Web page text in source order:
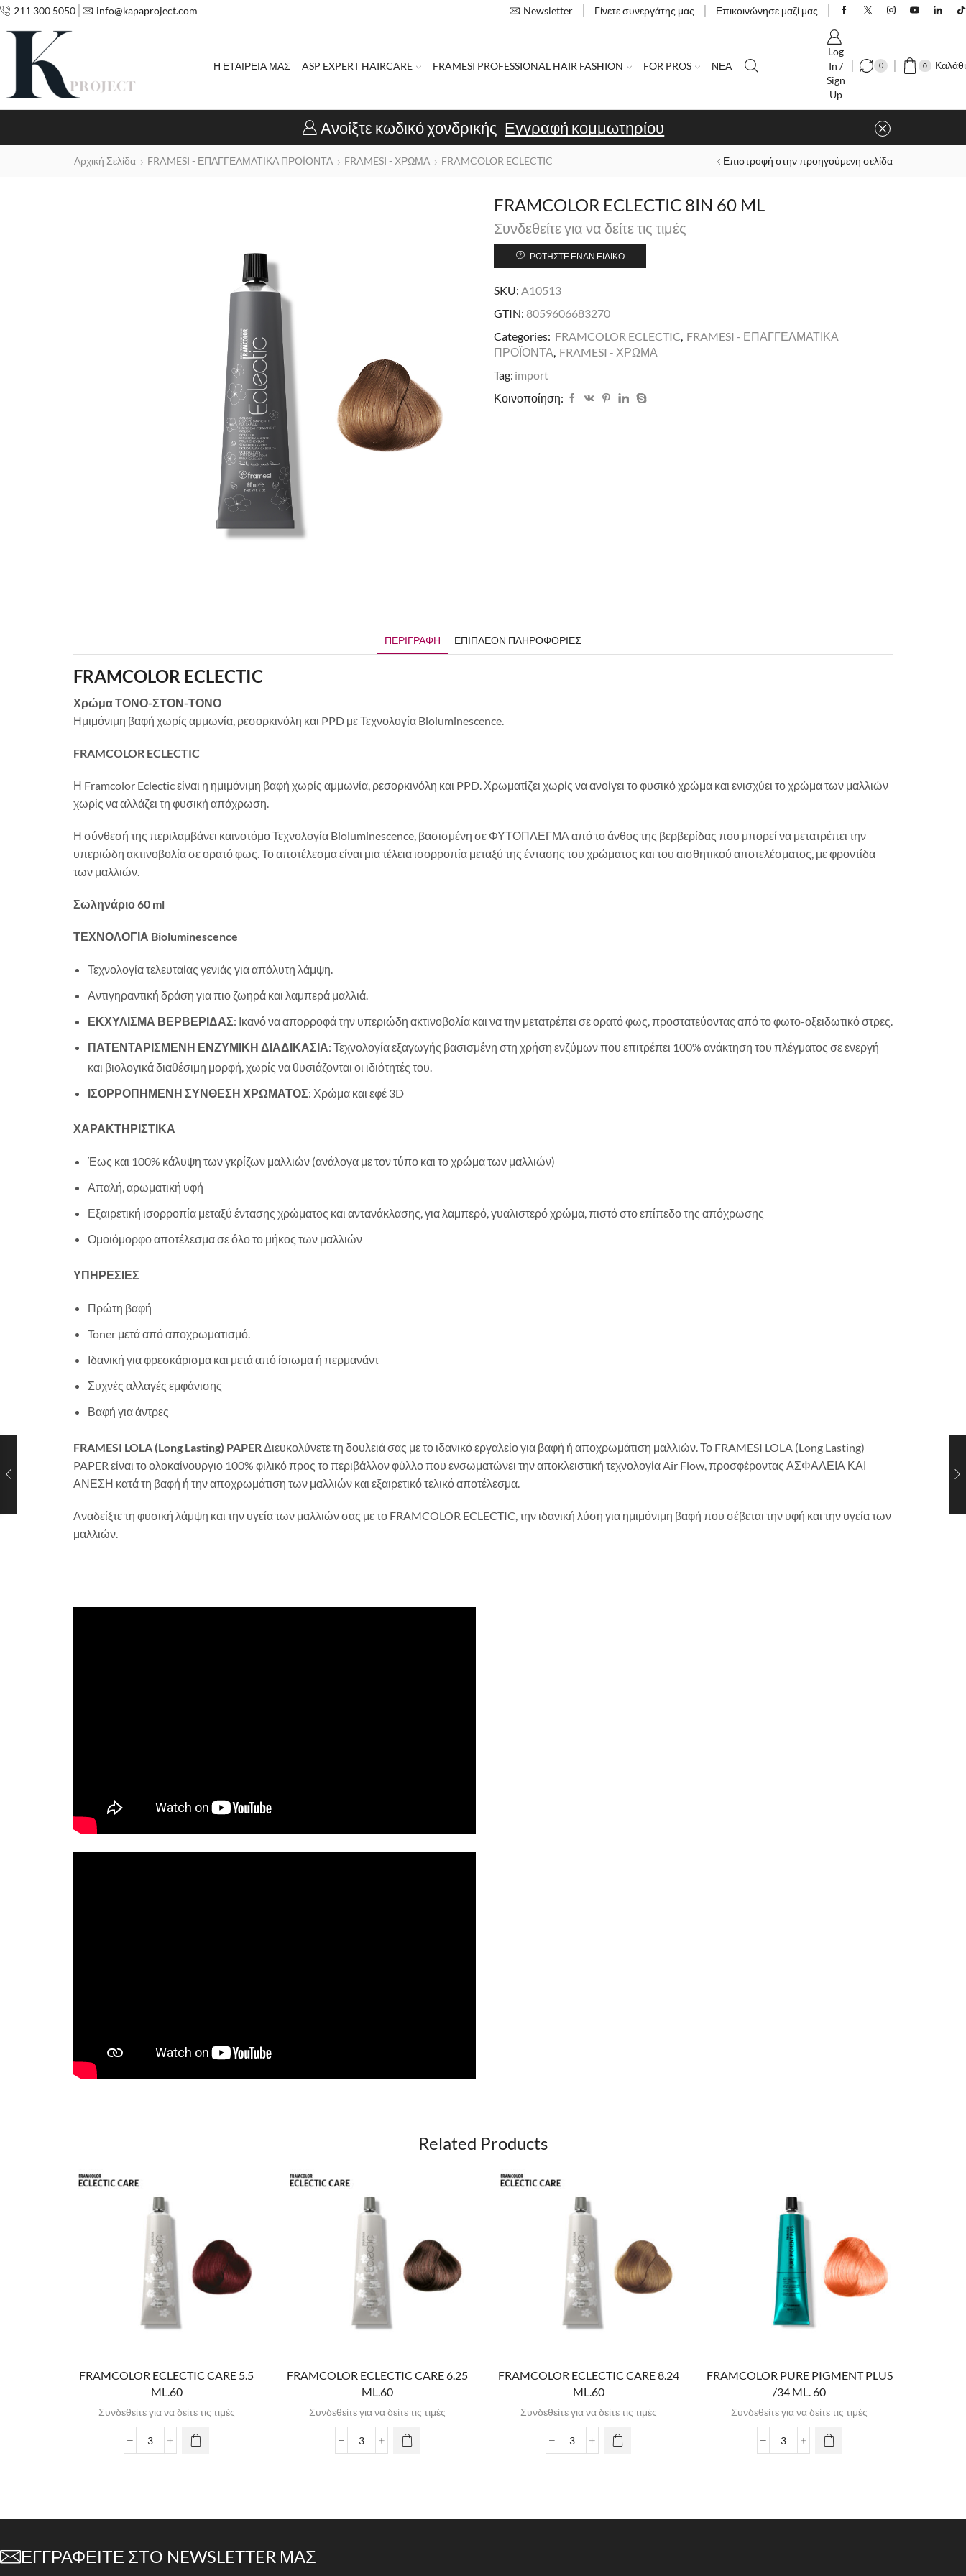
211 300 5050 info@kapaproject.com Newsletter Γίνετε συνεργάτης μας Επικοινώνησε μαζί μας
Η ΕΤΑΙΡΕΙΑ ΜΑΣ ASP EXPERT HAIRCARE FRAMESI PROFESSIONAL HAIR FASHION FOR PROS ΝΕΑ
Log
In /
Sign
Up
0 0 Καλάθι
Ανοίξτε κωδικό χονδρικής Εγγραφή κομμωτηρίου
Αρχική Σελίδα FRAMESI - ΕΠΑΓΓΕΛΜΑΤΙΚΑ ΠΡΟΪΟΝΤΑ FRAMESI - ΧΡΩΜΑ FRAMCOLOR ECLECTIC Επιστροφή στην προηγούμενη σελίδα
FRAMCOLOR ECLECTIC 8IN 60 ML
Συνδεθείτε για να δείτε τις τιμές
ΡΩΤΉΣΤΕ ΈΝΑΝ ΕΙΔΙΚΌ
SKU: A10513
GTIN: 8059606683270
Categories: FRAMCOLOR ECLECTIC FRAMESI - ΕΠΑΓΓΕΛΜΑΤΙΚΑ
ΠΡΟΪΟΝΤΑ FRAMESI - ΧΡΩΜΑ
Tag: import
Κοινοποίηση:
ΠΕΡΙΓΡΑΦΉ ΕΠΙΠΛΈΟΝ ΠΛΗΡΟΦΟΡΊΕΣ
FRAMCOLOR ECLECTIC
Χρώμα ΤΟΝΟ-ΣΤΟΝ-ΤΟΝΟ
Ημιμόνιμη βαφή χωρίς αμμωνία, ρεσορκινόλη και PPD με Τεχνολογία Bioluminescence.
FRAMCOLOR ECLECTIC
Η Framcolor Eclectic είναι η ημιμόνιμη βαφή χωρίς αμμωνία, ρεσορκινόλη και PPD. Χρωματίζει χωρίς να ανοίγει το φυσικό χρώμα και ενισχύει το χρώμα των μαλλιών
χωρίς να αλλάζει τη φυσική απόχρωση.
Η σύνθεσή της περιλαμβάνει καινοτόμο Τεχνολογία Bioluminescence, βασισμένη σε ΦΥΤΟΠΛΕΓΜΑ από το άνθος της βερβερίδας που μπορεί να μετατρέπει την
υπεριώδη ακτινοβολία σε ορατό φως. Το αποτέλεσμα είναι μια τέλεια ισορροπία μεταξύ της έντασης του χρώματος και του αισθητικού αποτελέσματος, με φροντίδα
των μαλλιών.
Σωληνάριο 60 ml
ΤΕΧΝΟΛΟΓΙΑ Bioluminescence
Τεχνολογία τελευταίας γενιάς για απόλυτη λάμψη.
Αντιγηραντική δράση για πιο ζωηρά και λαμπερά μαλλιά.
ΕΚΧΥΛΙΣΜΑ ΒΕΡΒΕΡΙΔΑΣ: Ικανό να απορροφά την υπεριώδη ακτινοβολία και να την μετατρέπει σε ορατό φως, προστατεύοντας από το φωτο-οξειδωτικό στρες.
ΠΑΤΕΝΤΑΡΙΣΜΕΝΗ ΕΝΖΥΜΙΚΗ ΔΙΑΔΙΚΑΣΙΑ: Τεχνολογία εξαγωγής βασισμένη στη χρήση ενζύμων που επιτρέπει 100% ανάκτηση του πλέγματος σε ενεργή
και βιολογικά διαθέσιμη μορφή, χωρίς να θυσιάζονται οι ιδιότητές του.
ΙΣΟΡΡΟΠΗΜΕΝΗ ΣΥΝΘΕΣΗ ΧΡΩΜΑΤΟΣ: Χρώμα και εφέ 3D
ΧΑΡΑΚΤΗΡΙΣΤΙΚΑ
Έως και 100% κάλυψη των γκρίζων μαλλιών (ανάλογα με τον τύπο και το χρώμα των μαλλιών)
Απαλή, αρωματική υφή
Εξαιρετική ισορροπία μεταξύ έντασης χρώματος και αντανάκλασης, για λαμπερό, γυαλιστερό χρώμα, πιστό στο επίπεδο της απόχρωσης
Ομοιόμορφο αποτέλεσμα σε όλο το μήκος των μαλλιών
ΥΠΗΡΕΣΙΕΣ
Πρώτη βαφή
Toner μετά από αποχρωματισμό.
Ιδανική για φρεσκάρισμα και μετά από ίσιωμα ή περμανάντ
Συχνές αλλαγές εμφάνισης
Βαφή για άντρες
FRAMESI LOLA (Long Lasting) PAPER Διευκολύνετε τη δουλειά σας με το ιδανικό εργαλείο για βαφή ή αποχρωμάτιση μαλλιών. Το FRAMESI LOLA (Long Lasting)
PAPER είναι το ολοκαίνουργιο 100% φιλικό προς το περιβάλλον φύλλο που ενσωματώνει την αποκλειστική τεχνολογία Air Flow, προσφέροντας ΑΣΦΑΛΕΙΑ ΚΑΙ
ΑΝΕΣΗ κατά τη βαφή ή την αποχρωμάτιση των μαλλιών και εξαιρετικό τελικό αποτέλεσμα.
Αναδείξτε τη φυσική λάμψη και την υγεία των μαλλιών σας με το FRAMCOLOR ECLECTIC, την ιδανική λύση για ημιμόνιμη βαφή που σέβεται την υφή και την υγεία των
μαλλιών.
Related Products
FRAMCOLOR ECLECTIC CARE 5.5
ML.60
Συνδεθείτε για να δείτε τις τιμές
FRAMCOLOR ECLECTIC CARE 6.25
ML.60
Συνδεθείτε για να δείτε τις τιμές
FRAMCOLOR ECLECTIC CARE 8.24
ML.60
Συνδεθείτε για να δείτε τις τιμές
FRAMCOLOR PURE PIGMENT PLUS
/34 ML. 60
Συνδεθείτε για να δείτε τις τιμές
ΕΓΓΡΑΦΕΊΤΕ ΣΤΟ NEWSLETTER ΜΑΣ